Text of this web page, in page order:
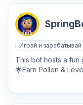
Причина
Играй и зарабатывай
This bot hosts a
🌟Earn Pollen &